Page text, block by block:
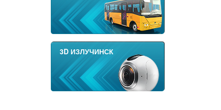
3D ИЗЛУЧИНСК